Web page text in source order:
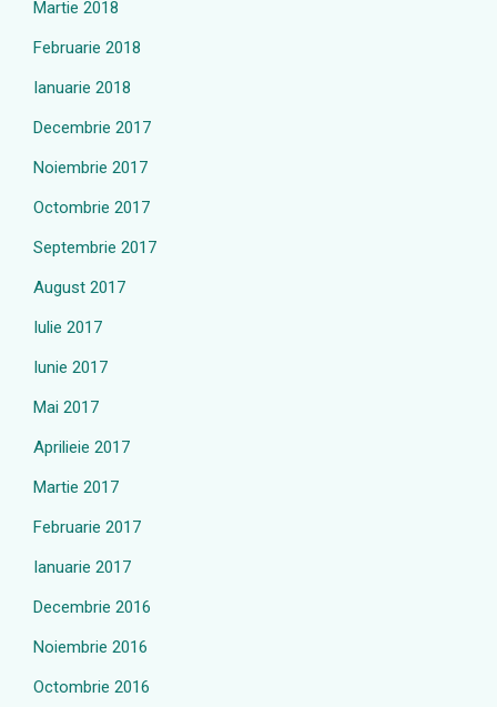
Martie 2018
Februarie 2018
Ianuarie 2018
Decembrie 2017
Noiembrie 2017
Octombrie 2017
Septembrie 2017
August 2017
Iulie 2017
Iunie 2017
Mai 2017
Aprilieie 2017
Martie 2017
Februarie 2017
Ianuarie 2017
Decembrie 2016
Noiembrie 2016
Octombrie 2016